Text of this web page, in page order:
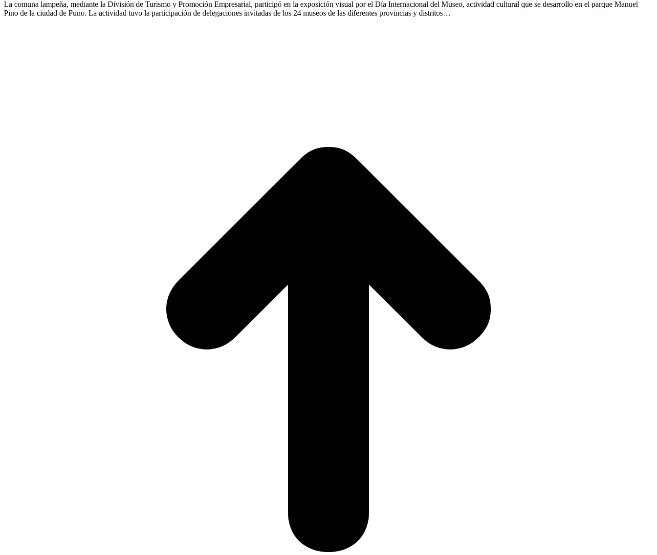
La comuna lampeña, mediante la División de Turismo y Promoción Empresarial, participó en la exposición visual por el Día Internacional del Museo, actividad cultural que se desarrollo en el parque Manuel
Pino de la ciudad de Puno. La actividad tuvo la participación de delegaciones invitadas de los 24 museos de las diferentes provincias y distritos…